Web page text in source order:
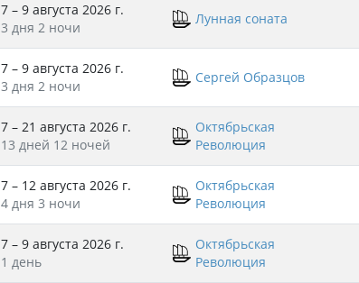
7 – 9 августа 2026 г.
3 дня 2 ночи
Лунная соната
7 – 9 августа 2026 г.
3 дня 2 ночи
Сергей Образцов
7 – 21 августа 2026 г.
13 дней 12 ночей
Октябрьская
Революция
7 – 12 августа 2026 г.
4 дня 3 ночи
Октябрьская
Революция
7 – 9 августа 2026 г.
1 день
Октябрьская
Революция